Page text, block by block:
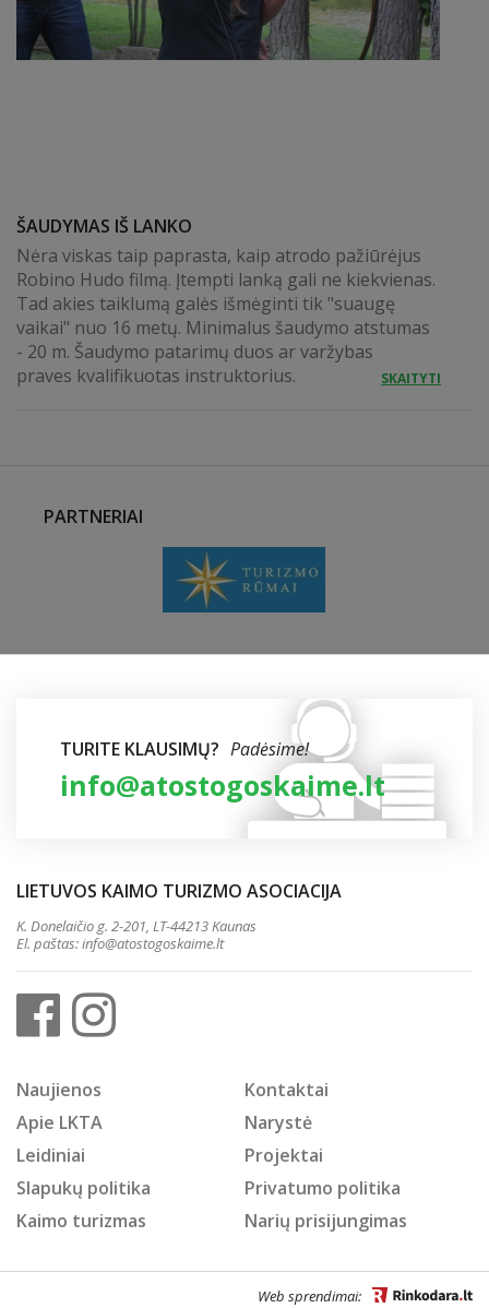
ŠAUDYMAS IŠ LANKO
Nėra viskas taip paprasta, kaip atrodo pažiūrėjus
Robino Hudo filmą. Įtempti lanką gali ne kiekvienas.
Tad akies taiklumą galės išmėginti tik "suaugę
vaikai" nuo 16 metų. Minimalus šaudymo atstumas
- 20 m. Šaudymo patarimų duos ar varžybas
praves kvalifikuotas instruktorius.
SKAITYTI
PARTNERIAI
TURITE KLAUSIMŲ? Padėsime!
info@atostogoskaime.lt
LIETUVOS KAIMO TURIZMO ASOCIACIJA
K. Donelaičio g. 2-201, LT-44213 Kaunas
El. paštas:info@atostogoskaime.lt
Naujienos
Kontaktai
Apie LKTA
Narystė
Leidiniai
Projektai
Slapukų politika
Privatumo politika
Kaimo turizmas
Narių prisijungimas
Web sprendimai: